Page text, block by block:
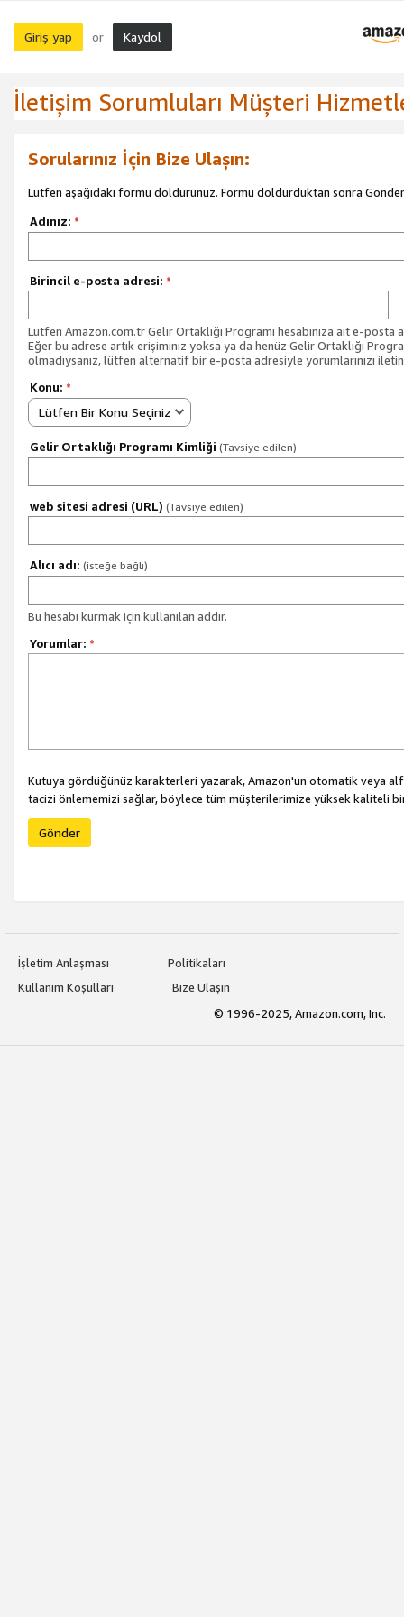
Giriş yap or Kaydol
İletişim Sorumluları Müşteri
Sorularınız İçin Bize Ulaşın:
Lütfen aşağıdaki formu doldurunuz. Formu doldurduktan sonra Gönder
Adınız: *
Birincil e-posta adresi: *
Lütfen Amazon.com.tr Gelir Ortaklığı Programı hesabınıza ait e-posta
Eğer bu adrese artık erişiminiz yoksa ya da henüz Gelir Ortaklığı
olmadıysanız, lütfen alternatif bir e-posta adresiyle yorumlarınızı
Konu: *
Lütfen Bir Konu Seçiniz
Gelir Ortaklığı Programı Kimliği (Tavsiye edilen)
web sitesi adresi (URL) (Tavsiye edilen)
Alıcı adı: (isteğe bağlı)
Bu hesabı kurmak için kullanılan addır.
Yorumlar: *
Kutuya gördüğünüz karakterleri yazarak, Amazon'un otomatik veya
tacizi önlememizi sağlar, böylece tüm müşterilerimize yüksek kaliteli
Gönder
İşletim Anlaşması
Politikaları
Kullanım Koşulları
Bize Ulaşın
© 1996-2025, Amazon.com, Inc.